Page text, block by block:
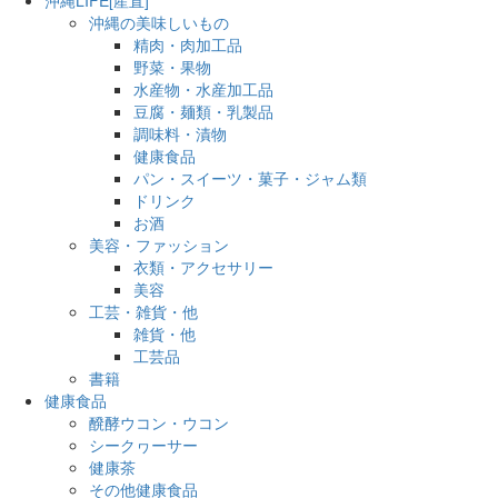
沖縄の美味しいもの
精肉・肉加工品
野菜・果物
水産物・水産加工品
豆腐・麺類・乳製品
調味料・漬物
健康食品
パン・スイーツ・菓子・ジャム類
ドリンク
お酒
美容・ファッション
衣類・アクセサリー
美容
工芸・雑貨・他
雑貨・他
工芸品
書籍
健康食品
醗酵ウコン・ウコン
シークヮーサー
健康茶
その他健康食品